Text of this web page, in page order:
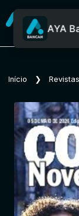
AYA
Início ❯ Revistas